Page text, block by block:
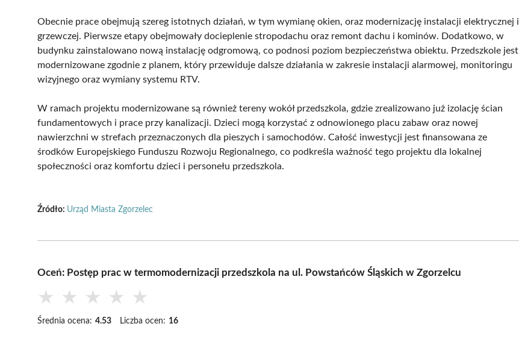
Obecnie prace obejmują szereg istotnych działań, w tym wymianę okien, oraz modernizację instalacji elektrycznej i
grzewczej. Pierwsze etapy obejmowały docieplenie stropodachu oraz remont dachu i kominów. Dodatkowo, w
budynku zainstalowano nową instalację odgromową, co podnosi poziom bezpieczeństwa obiektu. Przedszkole jest
modernizowane zgodnie z planem, który przewiduje dalsze działania w zakresie instalacji alarmowej, monitoringu
wizyjnego oraz wymiany systemu RTV.
W ramach projektu modernizowane są również tereny wokół przedszkola, gdzie zrealizowano już izolację ścian
fundamentowych i prace przy kanalizacji. Dzieci mogą korzystać z odnowionego placu zabaw oraz nowej
nawierzchni w strefach przeznaczonych dla pieszych i samochodów. Całość inwestycji jest finansowana ze
środków Europejskiego Funduszu Rozwoju Regionalnego, co podkreśla ważność tego projektu dla lokalnej
społeczności oraz komfortu dzieci i personełu przedszkola.
Źródło: Urząd Miasta Zgorzelec
Oceń: Postęp prac w termomodernizacji przedszkola na ul. Powstańców Śląskich w Zgorzelcu
★ ★ ★ ★ ★
Średnia ocena: 4.53 Liczba ocen: 16